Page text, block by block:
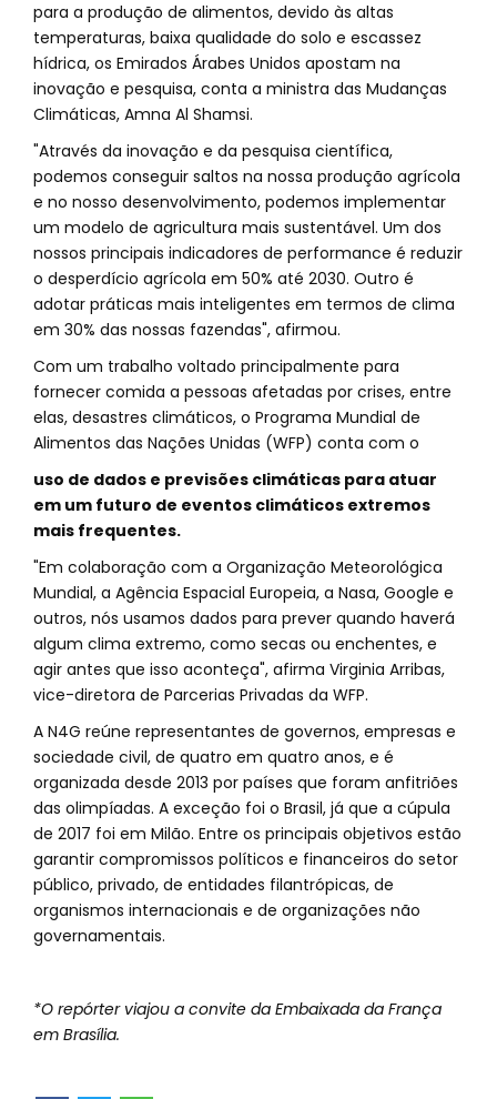
para a produção de alimentos, devido às altas
temperaturas, baixa qualidade do solo e escassez
hídrica, os Emirados Árabes Unidos apostam na
inovação e pesquisa, conta a ministra das Mudanças
Climáticas, Amna Al Shamsi.
"Através da inovação e da pesquisa científica,
podemos conseguir saltos na nossa produção agrícola
e no nosso desenvolvimento, podemos implementar
um modelo de agricultura mais sustentável. Um dos
nossos principais indicadores de performance é reduzir
o desperdício agrícola em 50% até 2030. Outro é
adotar práticas mais inteligentes em termos de clima
em 30% das nossas fazendas", afirmou.
Com um trabalho voltado principalmente para
fornecer comida a pessoas afetadas por crises, entre
elas, desastres climáticos, o Programa Mundial de
Alimentos das Nações Unidas (WFP) conta com o
uso de dados e previsões climáticas para atuar
em um futuro de eventos climáticos extremos
mais frequentes.
"Em colaboração com a Organização Meteorológica
Mundial, a Agência Espacial Europeia, a Nasa, Google e
outros, nós usamos dados para prever quando haverá
algum clima extremo, como secas ou enchentes, e
agir antes que isso aconteça", afirma Virginia Arribas,
vice-diretora de Parcerias Privadas da WFP.
A N4G reúne representantes de governos, empresas e
sociedade civil, de quatro em quatro anos, e é
organizada desde 2013 por países que foram anfitriões
das olimpíadas. A exceção foi o Brasil, já que a cúpula
de 2017 foi em Milão. Entre os principais objetivos estão
garantir compromissos políticos e financeiros do setor
público, privado, de entidades filantrópicas, de
organismos internacionais e de organizações não
governamentais.
*O repórter viajou a convite da Embaixada da França
em Brasília.